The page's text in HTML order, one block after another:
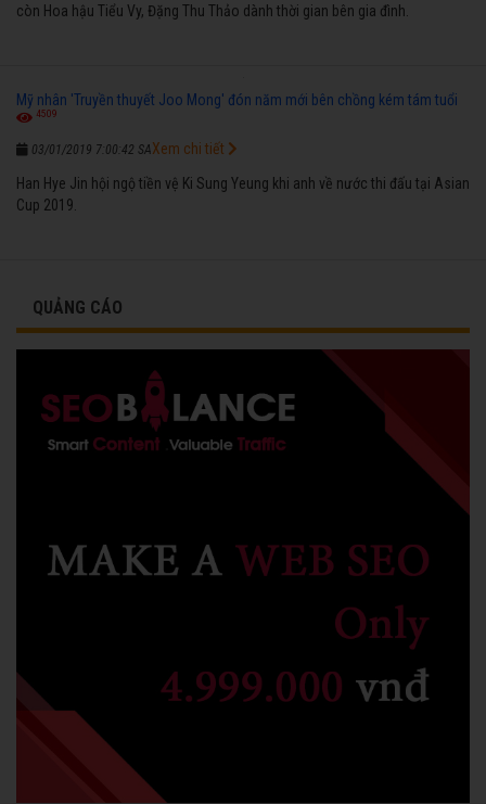
còn Hoa hậu Tiểu Vy, Đặng Thu Thảo dành thời gian bên gia đình.
Mỹ nhân 'Truyền thuyết Joo Mong' đón năm mới bên chồng kém tám tuổi
4509
03/01/2019 7:00:42 SA
Han Hye Jin hội ngộ tiền vệ Ki Sung Yeung khi anh về nước thi đấu tại Asian
Cup 2019.
Xem chi tiết
QUẢNG CÁO